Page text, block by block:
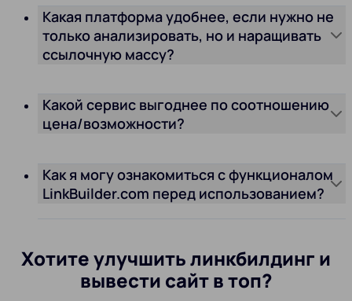
Какая платформа удобнее, если нужно не
только анализировать, но и наращивать
ссылочную массу?
Какой сервис выгоднее по соотношению
цена/возможности?
Как я могу ознакомиться с функционалом
LinkBuilder.com перед использованием?
Хотите улучшить линкбилдинг и
вывести сайт в топ?